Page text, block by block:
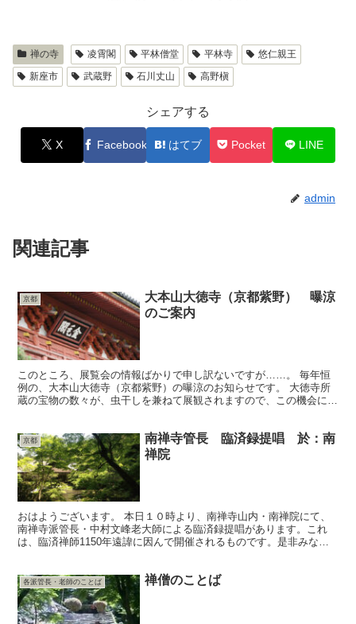
禅の寺 凌霄閣 平林僧堂 平林寺
悠仁親王
新座市
武蔵野 石川丈山 高野槇
シェアする
X Facebook はてブ Pocket LINE
admin
関連記事
京都
大本山大徳寺（京都紫野） 曝涼
のご案内
このところ、展覧会の情報ばかりで申し訳ないですが……。 毎年恒
例の、大本山大徳寺（京都紫野）の曝涼のお知らせです。 大徳寺所
蔵の宝物の数々が、虫干しを兼ねて展観されますので、この機会に大
京都
南禅寺管長 臨済録提唱 於：南
禅院
おはようございます。 本日１０時より、南禅寺山内・南禅院にて、
南禅寺派管長・中村文峰老大師による臨済録提唱があります。これ
は、臨済禅師1150年遠諱に因んで開催されるものです。是非みなさ
各派管長・老師のことば 禅僧のことば